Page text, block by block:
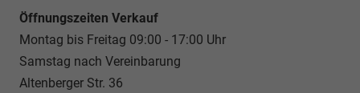
Öffnungszeiten Verkauf
Montag bis Freitag 09:00 - 17:00 Uhr
Samstag nach Vereinbarung
Altenberger Str. 36